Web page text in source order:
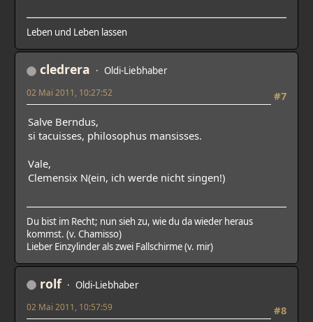
Leben und Leben lassen
cledrera Oldi-Liebhaber
#7
02 Mai 2011, 10:27:52
Salve Berndus,
si tacuisses, philosophus mansisses.
Vale,
Clemensix N(ein, ich werde nicht singen!)
Du bist im Recht; nun sieh zu, wie du da wieder heraus
kommst. (v. Chamisso)
Lieber Einzylinder als zwei Fallschirme (v. mir)
rolf Oldi-Liebhaber
#8
02 Mai 2011, 10:57:59